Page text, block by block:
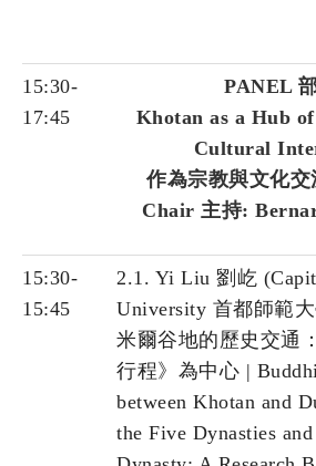
15:30-
17:45
PANEL
Khotan as a Hub
Cultural
作為宗教與文化交
Chair 主持:
15:30-
15:45
2.1. Yi Liu 劉屹
University 首都師範
米爾谷地的歷史交通
行程》為中心 |
between Khotan and
the Five Dynasties